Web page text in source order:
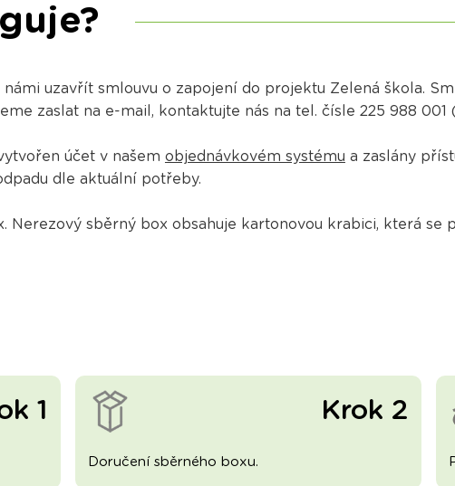
uzavřít smlouvu o zapojení do projektu Zelená škola.
zaslat na e-mail, kontaktujte nás na tel. čísle 225 988 001
účet v našem objednávkovém systému a zaslány
dle aktuální potřeby.
Nerezový sběrný box obsahuje kartonovou krabici, která se
1 Krok 2
Doručení sběrného boxu.